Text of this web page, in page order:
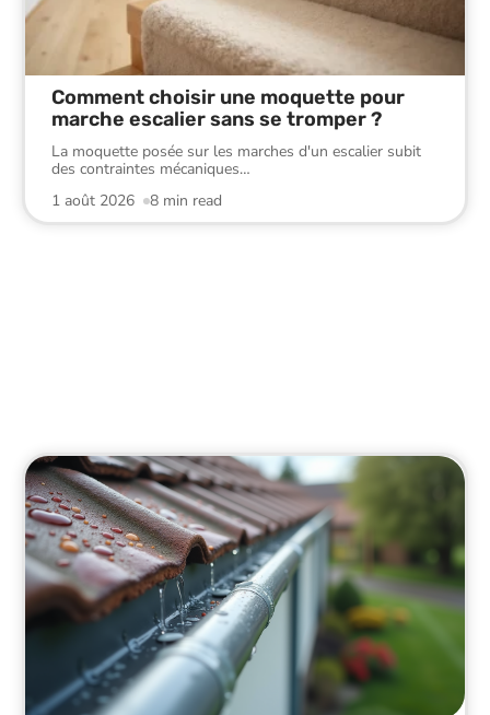
Comment choisir une moquette pour
marche escalier sans se tromper ?
La moquette posée sur les marches d'un escalier subit
des contraintes mécaniques…
8 min read
1 août 2026